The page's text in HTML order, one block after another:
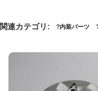
関連カテゴリ: 内装パーツ